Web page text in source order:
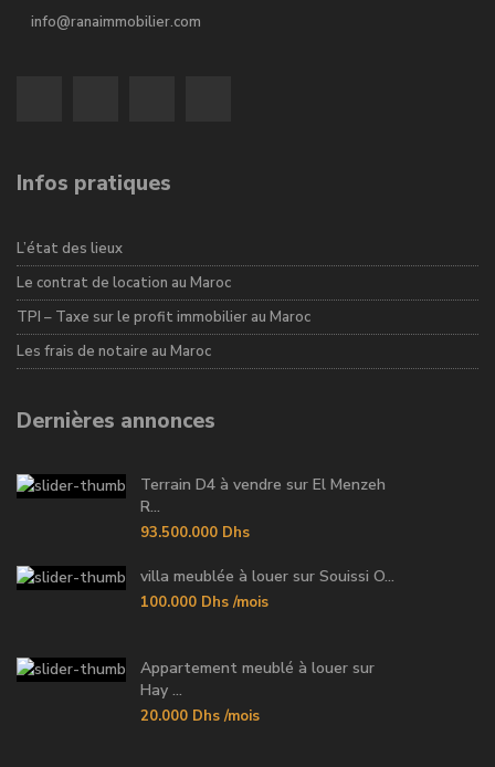
info@ranaimmobilier.com
Infos pratiques
L’état des lieux
Le contrat de location au Maroc
TPI – Taxe sur le profit immobilier au Maroc
Les frais de notaire au Maroc
Dernières annonces
Terrain D4 à vendre sur El Menzeh
R...
93.500.000 Dhs
villa meublée à louer sur Souissi O...
100.000 Dhs /mois
Appartement meublé à louer sur
Hay ...
20.000 Dhs /mois